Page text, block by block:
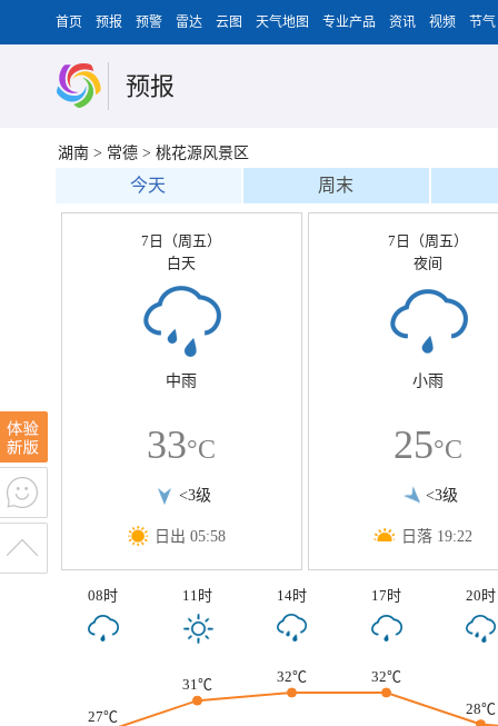
首页 预报 预警 雷达 云图 天气地图 专业产品 资讯 视频 节气
预报
湖南 > 常德 > 桃花源风景区
今天 周末
7日（周五）
白天
中雨
33°C
<3级
日出 05:58
7日（周五）
夜间
小雨
25°C
<3级
日落 19:22
08时 11时 14时 17时 20时
27℃
31℃ 32℃
32℃
28℃